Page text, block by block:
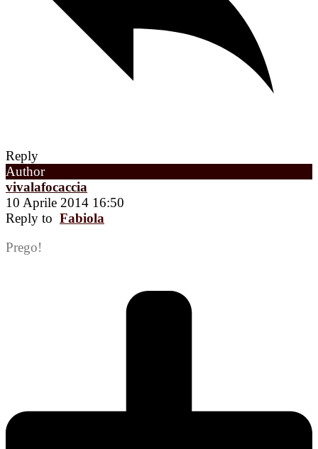
Reply
Author
vivalafocaccia
10 Aprile 2014 16:50
Reply to Fabiola
Prego!